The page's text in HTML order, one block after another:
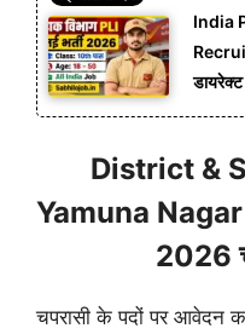
India
डायरेक्ट
District &
Yamuna
2026
चपरासी के पदों पर आवेदन